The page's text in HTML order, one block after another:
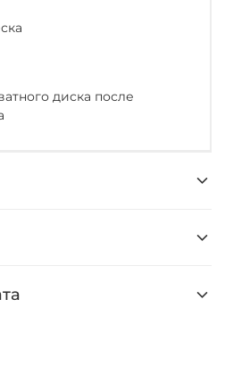
диска после